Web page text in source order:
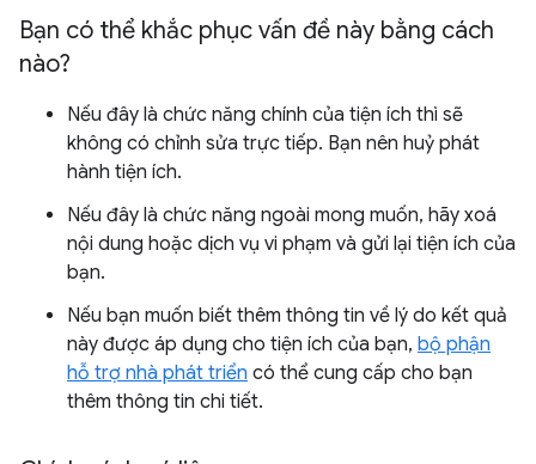
Bạn có thể khắc phục vấn đề này bằng cách
nào?
Nếu đây là chức năng chính của tiện ích thì sẽ
không có chỉnh sửa trực tiếp. Bạn nên huỷ phát
hành tiện ích.
Nếu đây là chức năng ngoài mong muốn, hãy xoá
nội dung hoặc dịch vụ vi phạm và gửi lại tiện ích của
bạn.
Nếu bạn muốn biết thêm thông tin về lý do kết quả
này được áp dụng cho tiện ích của bạn, bộ phận
hỗ trợ nhà phát triển có thể cung cấp cho bạn
thêm thông tin chi tiết.